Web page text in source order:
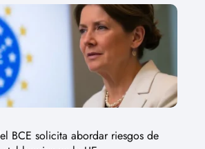
BCE solicita abordar riesgos de